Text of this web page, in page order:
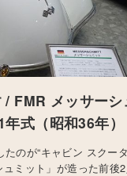
/ FMR メッサーシ
式（昭和36年）
のが“キャビン スクー
ミット」が造った前後